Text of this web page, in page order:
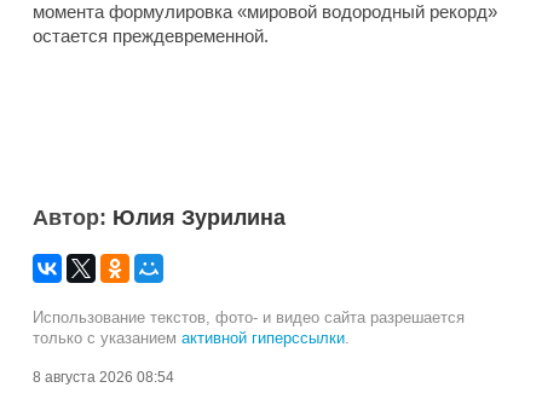
момента формулировка «мировой водородный рекорд»
остается преждевременной.
Автор: Юлия Зурилина
Использование текстов, фото- и видео сайта разрешается
только с указанием активной гиперссылки.
8 августа 2026 08:54